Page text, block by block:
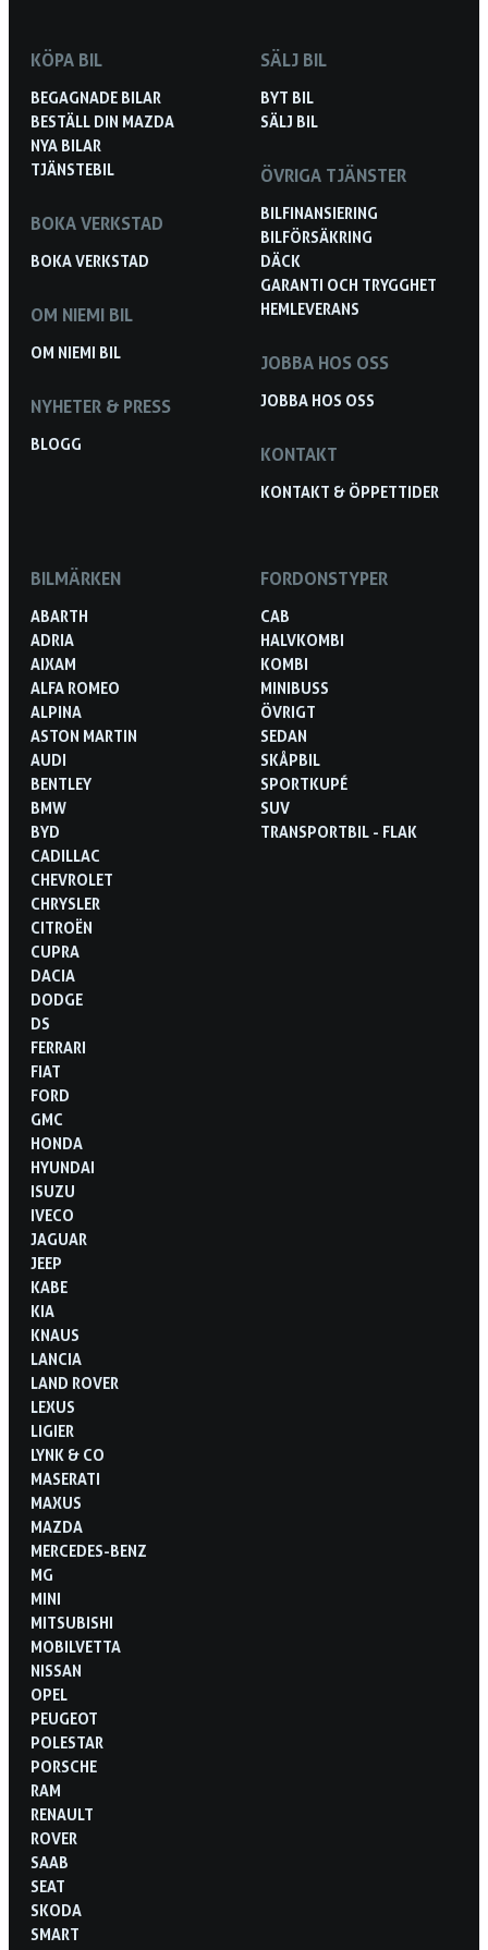
KÖPA BIL
BEGAGNADE BILAR
BESTÄLL DIN MAZDA
NYA BILAR
TJÄNSTEBIL
BOKA VERKSTAD
BOKA VERKSTAD
OM NIEMI BIL
OM NIEMI BIL
NYHETER & PRESS
BLOGG
SÄLJ BIL
BYT BIL
SÄLJ BIL
ÖVRIGA TJÄNSTER
BILFINANSIERING
BILFÖRSÄKRING
DÄCK
GARANTI OCH TRYGGHET
HEMLEVERANS
JOBBA HOS OSS
JOBBA HOS OSS
KONTAKT
KONTAKT & ÖPPETTIDER
BILMÄRKEN
ABARTH
ADRIA
AIXAM
ALFA ROMEO
ALPINA
ASTON MARTIN
AUDI
BENTLEY
BMW
BYD
CADILLAC
CHEVROLET
CHRYSLER
CITROËN
CUPRA
DACIA
DODGE
DS
FERRARI
FIAT
FORD
GMC
HONDA
HYUNDAI
ISUZU
IVECO
JAGUAR
JEEP
KABE
KIA
KNAUS
LANCIA
LAND ROVER
LEXUS
LIGIER
LYNK & CO
MASERATI
MAXUS
MAZDA
MERCEDES-BENZ
MG
MINI
MITSUBISHI
MOBILVETTA
NISSAN
OPEL
PEUGEOT
POLESTAR
PORSCHE
RAM
RENAULT
ROVER
SAAB
SEAT
SKODA
SMART
FORDONSTYPER
CAB
HALVKOMBI
KOMBI
MINIBUSS
ÖVRIGT
SEDAN
SKÅPBIL
SPORTKUPÉ
SUV
TRANSPORTBIL - FLAK